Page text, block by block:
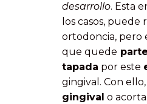
desarrollo. Esta
los casos,
ortodoncia, pero
que quede parte
tapada por este
gingival. Con
gingival o